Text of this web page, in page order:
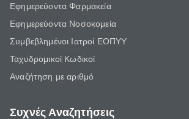
Εφημερεύοντα Φαρμακεία
Εφημερεύοντα Νοσοκομεία
Συμβεβλημένοι Ιατροί ΕΟΠΥΥ
Ταχυδρομικοί Κωδικοί
Αναζήτηση με αριθμό
Συχνές Αναζητήσεις